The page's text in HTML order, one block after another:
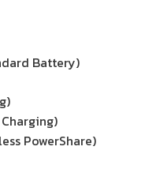
Battery)
PowerShare)